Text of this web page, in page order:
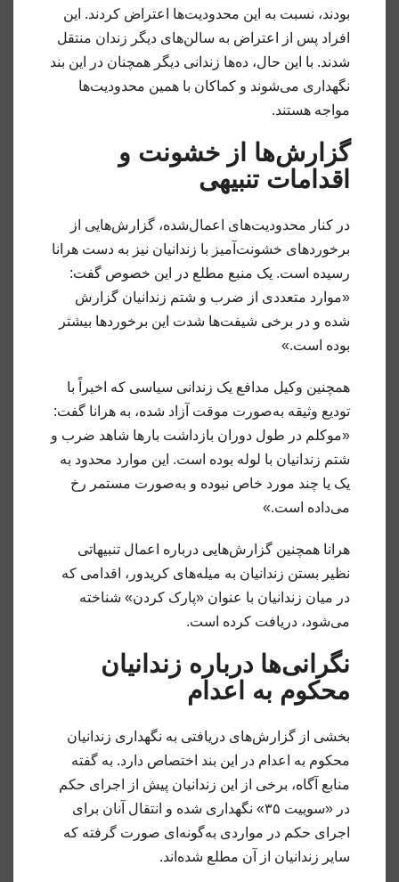
بودند، نسبت به این محدودیت‌ها اعتراض کردند. این
افراد پس از اعتراض به سالن‌های دیگر زندان منتقل
شدند. با این حال، ده‌ها زندانی دیگر همچنان در این بند
نگهداری می‌شوند و کماکان با همین محدودیت‌ها
مواجه هستند.
گزارش‌ها از خشونت و
اقدامات تنبیهی
در کنار محدودیت‌های اعمال‌شده، گزارش‌هایی از
برخوردهای خشونت‌آمیز با زندانیان نیز به دست هرانا
رسیده است. یک منبع مطلع در این خصوص گفت:
«موارد متعددی از ضرب و شتم زندانیان گزارش
شده و در برخی شیفت‌ها شدت این برخوردها بیشتر
بوده است.»
همچنین وکیل مدافع یک زندانی سیاسی که اخیراً با
تودیع وثیقه به‌صورت موقت آزاد شده، به هرانا گفت:
«موکلم در طول دوران بازداشت بارها شاهد ضرب و
شتم زندانیان با لوله بوده است. این موارد محدود به
یک یا چند مورد خاص نبوده و به‌صورت مستمر رخ
می‌داده است.»
هرانا همچنین گزارش‌هایی درباره اعمال تنبیهاتی
نظیر بستن زندانیان به میله‌های کریدور، اقدامی که
در میان زندانیان با عنوان «پارک کردن» شناخته
می‌شود، دریافت کرده است.
نگرانی‌ها درباره زندانیان
محکوم به اعدام
بخشی از گزارش‌های دریافتی به نگهداری زندانیان
محکوم به اعدام در این بند اختصاص دارد. به گفته
منابع آگاه، برخی از این زندانیان پیش از اجرای حکم
در «سوییت ۳۵» نگهداری شده و انتقال آنان برای
اجرای حکم در مواردی به‌گونه‌ای صورت گرفته که
سایر زندانیان از آن مطلع شده‌اند.